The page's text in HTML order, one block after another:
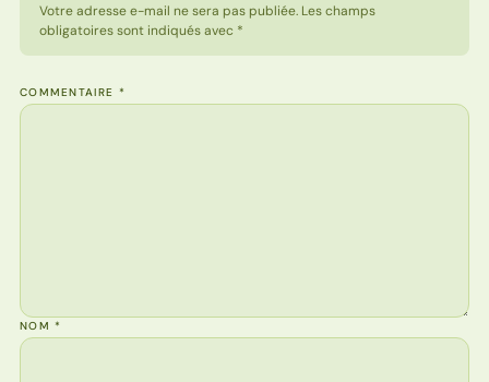
Votre adresse e-mail ne sera pas publiée. Les champs
obligatoires sont indiqués avec *
COMMENTAIRE *
NOM*